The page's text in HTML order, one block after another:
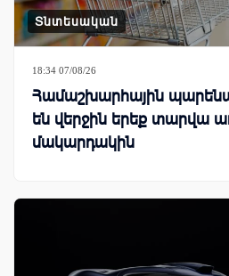
Տնտեսական
18:34 07/08/26
Համաշխարհային
են վերջին երեք տարվա
մակարդակին